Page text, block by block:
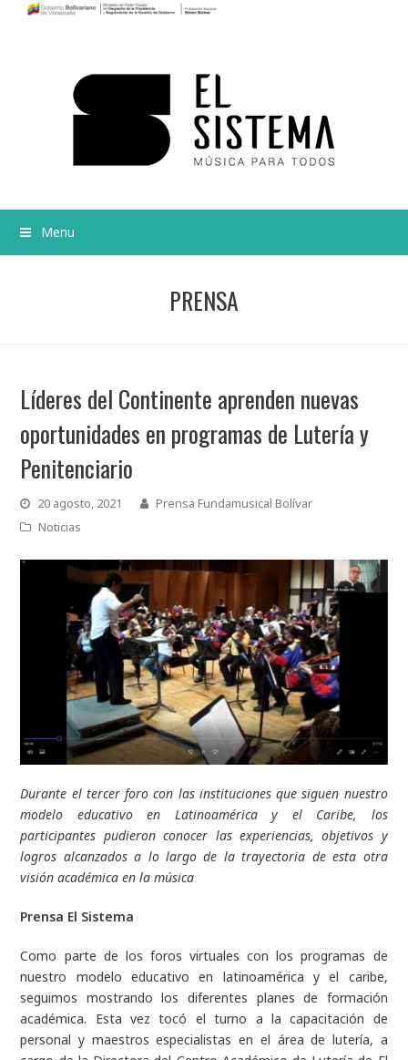
Menu
PRENSA
Líderes del Continente aprenden nuevas
oportunidades en programas de Lutería y
Penitenciario
20 agosto, 2021
Prensa Fundamusical Bolívar
Noticias
Durante el tercer foro con las instituciones que siguen nuestro
modelo educativo en Latinoamérica y el Caribe, los
participantes pudieron conocer las experiencias, objetivos y
logros alcanzados a lo largo de la trayectoria de esta otra
visión académica en la música
Prensa El Sistema
Como parte de los foros virtuales con los programas de
nuestro modelo educativo en latinoamérica y el caribe,
seguimos mostrando los diferentes planes de formación
académica. Esta vez tocó el turno a la capacitación de
personal y maestros especialistas en el área de lutería, a